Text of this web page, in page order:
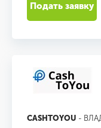
Подать заявку
CASHTOYOU -